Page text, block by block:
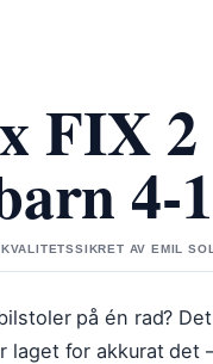
FIX
4-
AV EMIL
på én rad?
laget for akkurat